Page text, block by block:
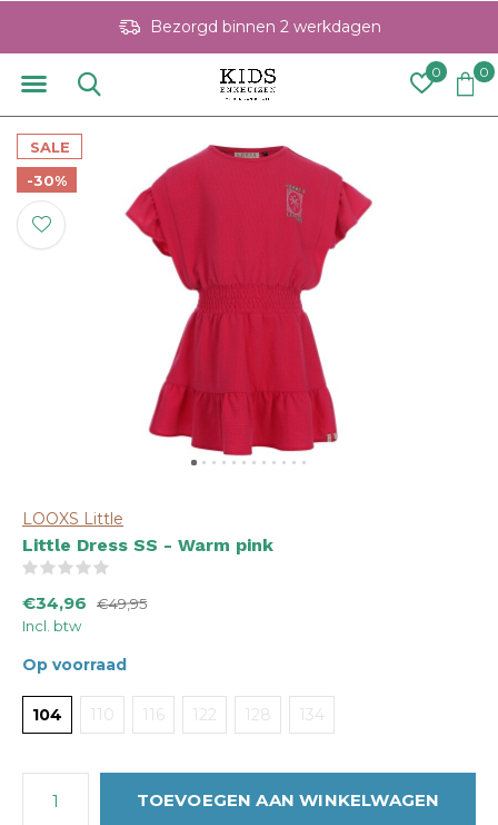
0 0
Bezorgd binnen 2 werkdagen
SALE
-30%
LOOXS Little
Little Dress SS - Warm pink
€34,96
€49,95
Incl. btw
Op voorraad
104 110 116 122 128 134
TOEVOEGEN AAN WINKELWAGEN